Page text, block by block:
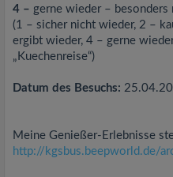
4 – gerne wieder – besonders
(1 – sicher nicht wieder, 2 –
ergibt wieder, 4 – gerne
„Kuechenreise“)
Datum des Besuchs:
Meine Genießer-Erlebnisse
http://kgsbus.beepworld.de/